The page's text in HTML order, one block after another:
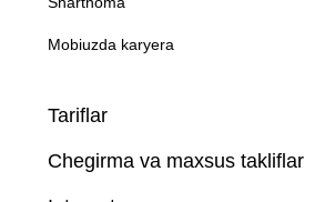
Mobiuzda karyera
Tariflar
Chegirma va maxsus takliflar